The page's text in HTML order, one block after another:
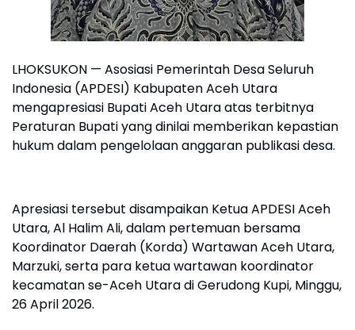
LHOKSUKON — Asosiasi Pemerintah Desa Seluruh
Indonesia (APDESI) Kabupaten Aceh Utara
mengapresiasi Bupati Aceh Utara atas terbitnya
Peraturan Bupati yang dinilai memberikan kepastian
hukum dalam pengelolaan anggaran publikasi desa.
Apresiasi tersebut disampaikan Ketua APDESI Aceh
Utara, Al Halim Ali, dalam pertemuan bersama
Koordinator Daerah (Korda) Wartawan Aceh Utara,
Marzuki, serta para ketua wartawan koordinator
kecamatan se-Aceh Utara di Gerudong Kupi, Minggu,
26 April 2026.